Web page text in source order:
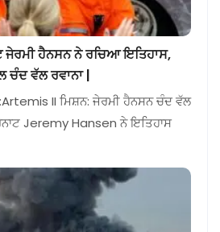
ਹੈਨਸਨ ਨੇ ਰਚਿਆ ਇਤਿਹਾਸ,
ਚੰਦ ਵੱਲ ਰਵਾਨਾ |
II ਮਿਸ਼ਨ: ਜੇਰਮੀ ਹੈਨਸਨ ਚੰਦ ਵੱਲ
Jeremy Hansen ਨੇ ਇਤਿਹਾਸ